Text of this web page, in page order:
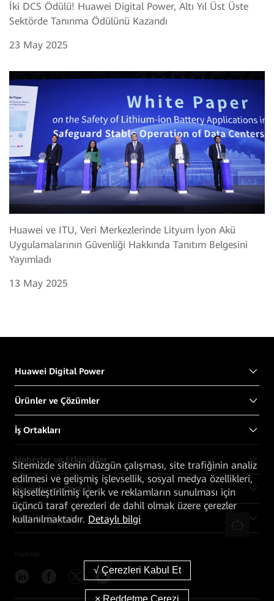
İki DCS Ödülü! Huawei Digital Power, Altı Yıl Üst Üste
Sektörde Tanınma Ödülünü Kazandı
23 May 2025
Huawei ve ITU, Veri Merkezlerinde Lityum İyon Akü
Uygulamalarının Güvenliği Hakkında Tanıtım Belgesini
Yayımladı
13 May 2025
Huawei Digital Power
Ürünler ve Çözümler
İş Ortakları
Haberler ve Etkinlikler
Servisler ve Destek
Hızlı Bağlantılar
Sitemizde sitenin düzgün çalışması, site trafiğinin analiz
edilmesi ve gelişmiş işlevsellik, sosyal medya özellikleri,
kişiselleştirilmiş içerik ve reklamların sunulması için
üçüncü taraf çerezleri de dahil olmak üzere çerezler
kullanılmaktadır. Detaylı bilgi